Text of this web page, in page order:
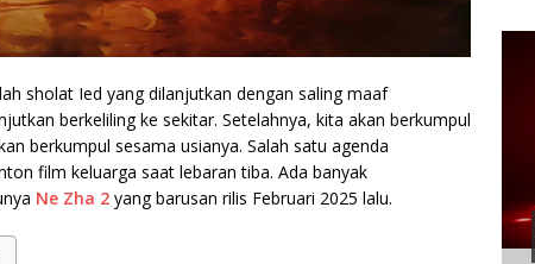
sholat Ied yang dilanjutkan dengan saling maaf
berkeliling ke sekitar. Setelahnya, kita akan berkumpul
berkumpul sesama usianya. Salah satu agenda
film keluarga saat lebaran tiba. Ada banyak
Ne Zha 2 yang barusan rilis Februari 2025 lalu.